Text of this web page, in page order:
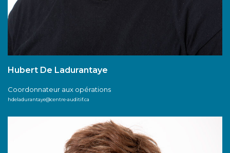
Hubert De Ladurantaye
Coordonnateur aux opérations
hdeladurantaye@centre-auditif.ca